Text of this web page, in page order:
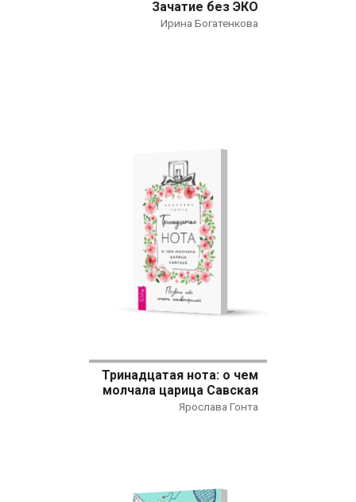
Зачатие без ЭКО
Ирина Богатенкова
Тринадцатая нота: о чем
молчала царица Савская
Ярослава Гонта